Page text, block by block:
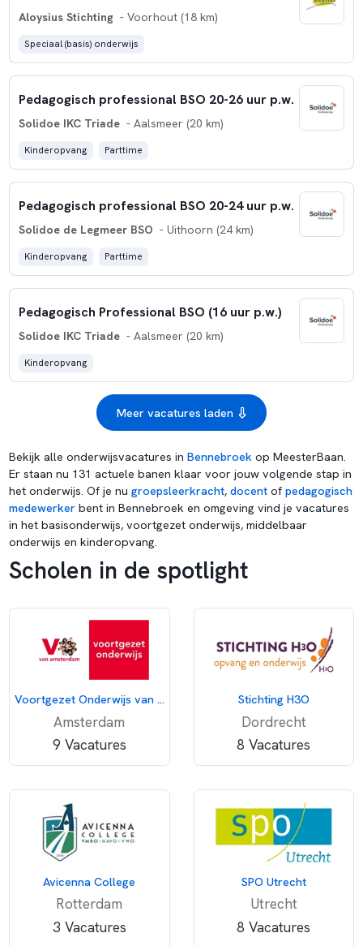
Aloysius Stichting - Voorhout (18 km)
Speciaal (basis) onderwijs
Pedagogisch professional BSO 20-26 uur p.w.
Solidoe IKC Triade - Aalsmeer (20 km)
Kinderopvang Parttime
Pedagogisch professional BSO 20-24 uur p.w.
Solidoe de Legmeer BSO - Uithoorn (24 km)
Kinderopvang Parttime
Pedagogisch Professional BSO (16 uur p.w.)
Solidoe IKC Triade - Aalsmeer (20 km)
Kinderopvang
Meer vacatures laden
Bekijk alle onderwijsvacatures in Bennebroekop MeesterBaan.
Er staan nu 131 actuele banen klaar voor jouw volgende stap in
het onderwijs. Of je nu groepsleerkracht, docentof pedagogisch
medewerkerbent in Bennebroek en omgeving vind je vacatures
in het basisonderwijs, voortgezet onderwijs, middelbaar
onderwijs en kinderopvang.
Scholen in de spotlight
Voortgezet Onderwijs van Amsterdam
Amsterdam
9 Vacatures
Stichting H3O
Dordrecht
8 Vacatures
Avicenna College
Rotterdam
3 Vacatures
SPO Utrecht
Utrecht
8 Vacatures